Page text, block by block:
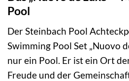
Pool
Der Steinbach Pool
Swimming Pool Set „Nuovo
nur ein Pool. Er ist ein Ort
Freude und der